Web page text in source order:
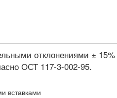
отклонениями ± 15%
ОСТ 117-3-002-95.
вставками